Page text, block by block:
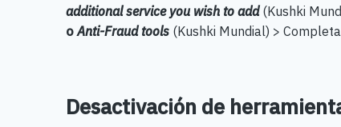
additional service you wish to add (Kushki
o Anti-Fraud tools(Kushki Mundial) >
Desactivación de